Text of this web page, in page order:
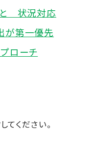
状況対応
第一優先
ローチ
てください。